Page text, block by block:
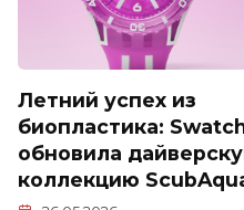
Летний успех из
биопластика:
обновила
коллекцию